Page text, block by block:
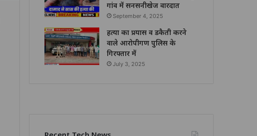
गांव में सनसनीखेज वारदात
September 4, 2025
हत्या का प्रयास व डकैती करने
वाले आरोपीगण पुलिस के
गिरफ्तार में
July 3, 2025